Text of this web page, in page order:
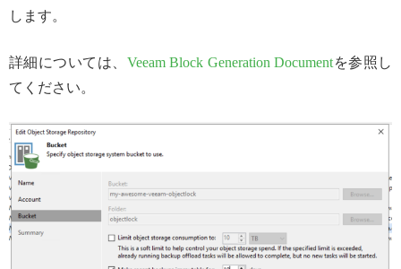
します。
詳細については、 Veeam Block Generation Documentを参照し
てください。